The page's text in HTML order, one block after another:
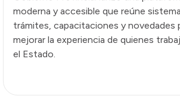
moderna y accesible que reúne
trámites, capacitaciones y novedades
mejorar la experiencia de quienes
el Estado.